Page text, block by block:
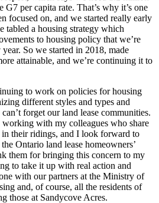
G7 per capita rate. That’s why it’s one
focused on, and we started really early
tabled a housing strategy which
to housing policy that we’re
So we started in 2018, made
attainable, and we’re continuing it to
to work on policies for housing
different styles and types and
forget our land lease communities.
with my colleagues who share
in their ridings, and I look forward to
Ontario land lease homeowners’
them for bringing this concern to my
to take it up with real action and
with our partners at the Ministry of
and, of course, all the residents of
those at Sandycove Acres.